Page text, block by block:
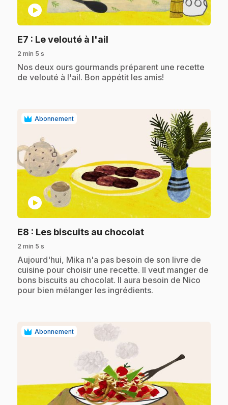
play_circle
E7 : Le velouté à l'ail
2 min 5 s
.Nos deux ours gourmands préparent une recette
de velouté à l'ail. Bon appétit les amis!
Abonnement
play_circle
E8 : Les biscuits au chocolat.
2 min 5 s
.Aujourd'hui, Mika n'a pas besoin de son livre de
cuisine pour choisir une recette. Il veut manger de
bons biscuits au chocolat. Il aura besoin de Nico
pour bien mélanger les ingrédients.
Abonnement